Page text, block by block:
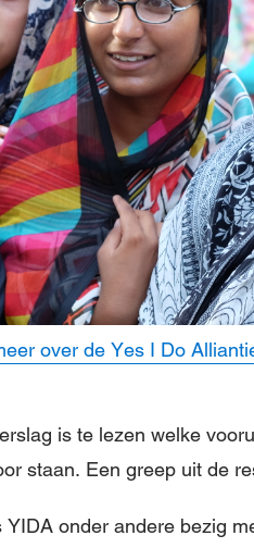
over de Yes I Do
is te lezen welke
staan. Een greep uit de
YIDA onder andere bezig